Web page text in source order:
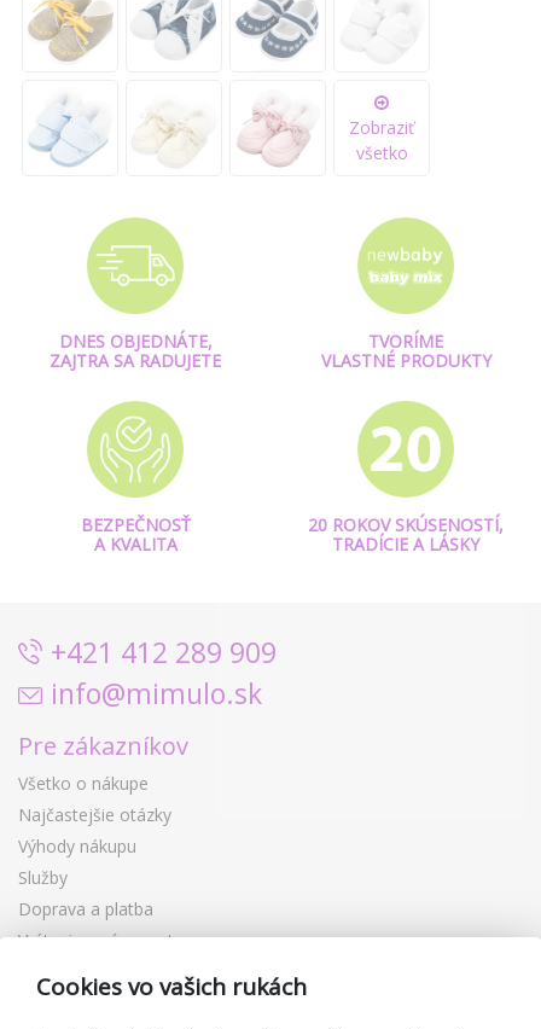
Zobraziť
všetko
DNES OBJEDNÁTE,
ZAJTRA SA RADUJETE
TVORÍME
VLASTNÉ PRODUKTY
BEZPEČNOSŤ
A KVALITA
20 ROKOV SKÚSENOSTÍ,
TRADÍCIE A LÁSKY
+421 412 289 909
info@mimulo.sk
Pre zákazníkov
Všetko o nákupe
Najčastejšie otázky
Výhody nákupu
Služby
Doprava a platba
Vrátenie a výmena tovaru
Reklamácia
Darčekové poukážky
Cookies vo vašich rukách